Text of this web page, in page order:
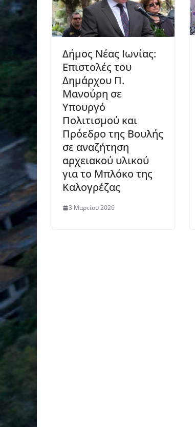
Δήμος Νέας Ιωνίας:
Επιστολές του
Δημάρχου Π.
Μανούρη σε
Υπουργό
Πολιτισμού και
Πρόεδρο της Βουλής
σε αναζήτηση
αρχειακού υλικού
για το Μπλόκο της
Καλογρέζας
3 Μαρτίου 2026